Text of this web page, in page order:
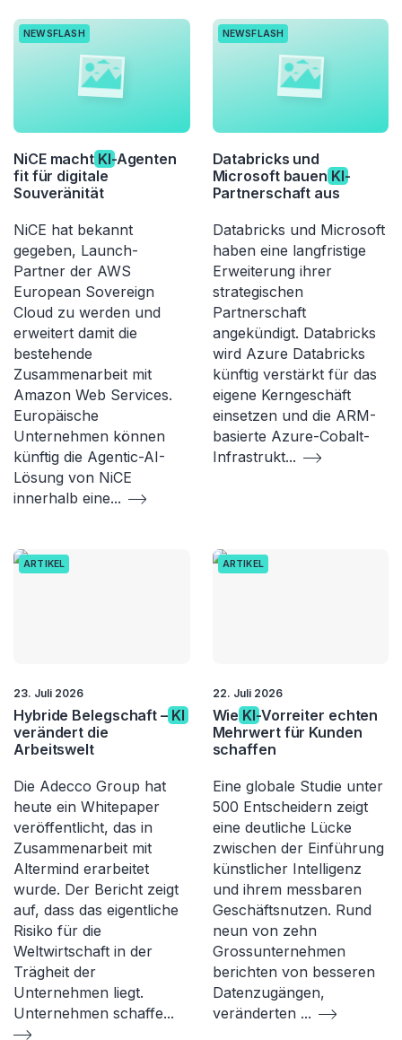
NEWSFLASH
NiCE macht KI-Agenten
fit für digitale
Souveränität
NiCE hat bekannt
gegeben, Launch-
Partner der AWS
European Sovereign
Cloud zu werden und
erweitert damit die
bestehende
Zusammenarbeit mit
Amazon Web Services.
Europäische
Unternehmen können
künftig die Agentic-AI-
Lösung von NiCE
innerhalb eine...
NEWSFLASH
Databricks und
Microsoft bauen KI-
Partnerschaft aus
Databricks und Microsoft
haben eine langfristige
Erweiterung ihrer
strategischen
Partnerschaft
angekündigt. Databricks
wird Azure Databricks
künftig verstärkt für das
eigene Kerngeschäft
einsetzen und die ARM-
basierte Azure-Cobalt-
Infrastrukt...
ARTIKEL
23. Juli 2026
Hybride Belegschaft – KI
verändert die
Arbeitswelt
Die Adecco Group hat
heute ein Whitepaper
veröffentlicht, das in
Zusammenarbeit mit
Altermind erarbeitet
wurde. Der Bericht zeigt
auf, dass das eigentliche
Risiko für die
Weltwirtschaft in der
Trägheit der
Unternehmen liegt.
Unternehmen schaffe...
ARTIKEL
22. Juli 2026
Wie KI-Vorreiter echten
Mehrwert für Kunden
schaffen
Eine globale Studie unter
500 Entscheidern zeigt
eine deutliche Lücke
zwischen der Einführung
künstlicher Intelligenz
und ihrem messbaren
Geschäftsnutzen. Rund
neun von zehn
Grossunternehmen
berichten von besseren
Datenzugängen,
veränderten ...